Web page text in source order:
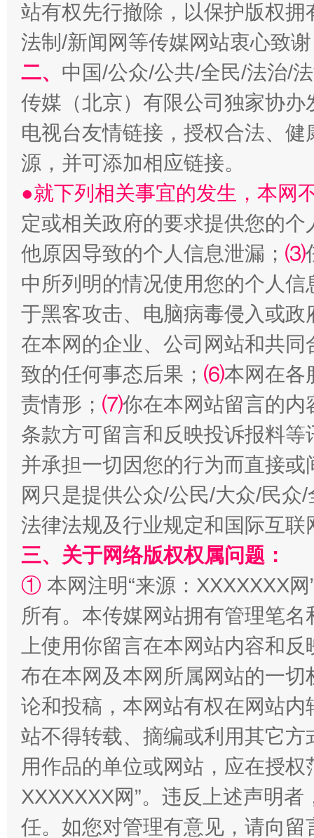
揭开“小金库”的免责幌子
受贿1.44亿！段成刚被判无期 从幼
全民健身五年计划来了！等你上场
国家大学科技园优化重塑工作
站有权先行撤除，以保护版权
法制/新闻网等传媒网站衷心致
二、 中国/公众/公共/全民/法治/
传媒（北京）有限公司独家协
电视台友情链接，授权合法、
源，并可添加相应链接。
●就下列相关事宜的发生，本网
定或相关政府的要求提供您的个
他原因导致的个人信息泄漏； ⑶
中所列明的情况使用您的个人
于黑客攻击、电脑病毒侵入或
在本网的企业、公司网站和共
致的任何事态后果； ⑹本网在各
责情形； ⑺你在本网站留言的内
条款方可留言和反映投诉报料
并承担一切因您的行为而直接
网只是提供公众/公民/大众/民
法律法规及行业规定和国际互
三、关于网络版权权属问题：
① 本网注明“来源：XXXXXXX
所有。本传媒网站拥有管理笔
上使用你留言在本网站内容和
布在本网及本网所属网站的一
论和投稿，本网站有权在网站
站不得转载、摘编或利用其它
用作品的单位或网站，应在授
XXXXXXX网”。违反上述声明
任。如您对管理有意见，请向